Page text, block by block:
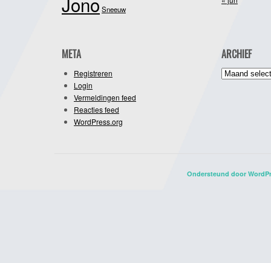
Sneeuw
META
Registreren
Login
Vermeldingen feed
Reacties feed
WordPress.org
ARCHIEF
Archief
Ondersteund door